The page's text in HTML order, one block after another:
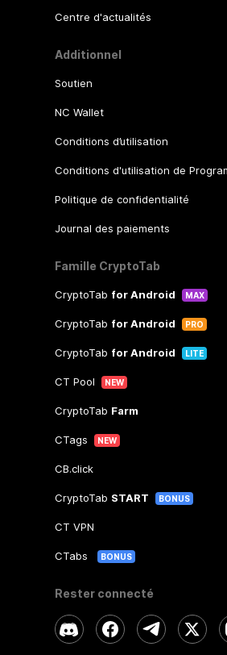
Centre d'actualités
Additionnel
Soutien
NC Wallet
Conditions d’utilisation
Conditions d'utilisation de
Politique de confidentialité
Journal des paiements
Famille CryptoTab
CryptoTab for Android MAX
CryptoTab for Android PRO
CryptoTab for Android LITE
CT Pool NEW
CryptoTab Farm
CTags NEW
CB.click
CryptoTab START BONUS
CT VPN
CTabs BONUS
Rester connecté